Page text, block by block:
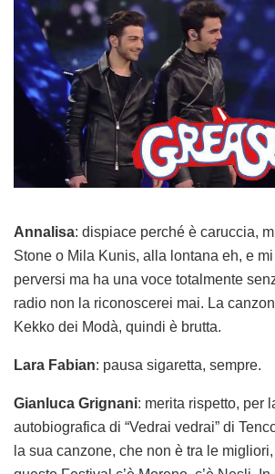
Annalisa: dispiace perché è caruccia,
Stone o Mila Kunis, alla lontana eh, e
perversi ma ha una voce totalmente
radio non la riconoscerei mai. La
Kekko dei Modà, quindi è brutta.
Lara Fabian: pausa sigaretta, sempre.
Gianluca Grignani: merita rispetto, per
autobiografica di “Vedrai vedrai” di
la sua canzone, che non è tra le